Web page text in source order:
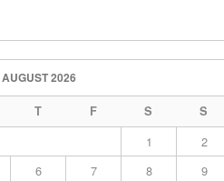
AUGUST 2026
T F S S
1
2
6 7 8
9